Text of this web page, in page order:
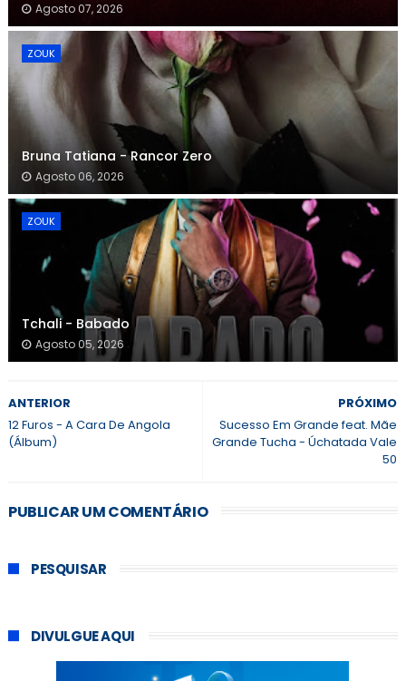
Agosto 07, 2026
ZOUK
Bruna Tatiana - Rancor Zero
Agosto 06, 2026
ZOUK
Tchali - Babado
Agosto 05, 2026
PRÓXIMO
Sucesso Em Grande feat. Mãe
Grande Tucha - Úchatada Vale
50
ANTERIOR
12 Furos - A Cara De Angola
(Álbum)
PUBLICAR UM COMENTÁRIO
PESQUISAR
DIVULGUE AQUI